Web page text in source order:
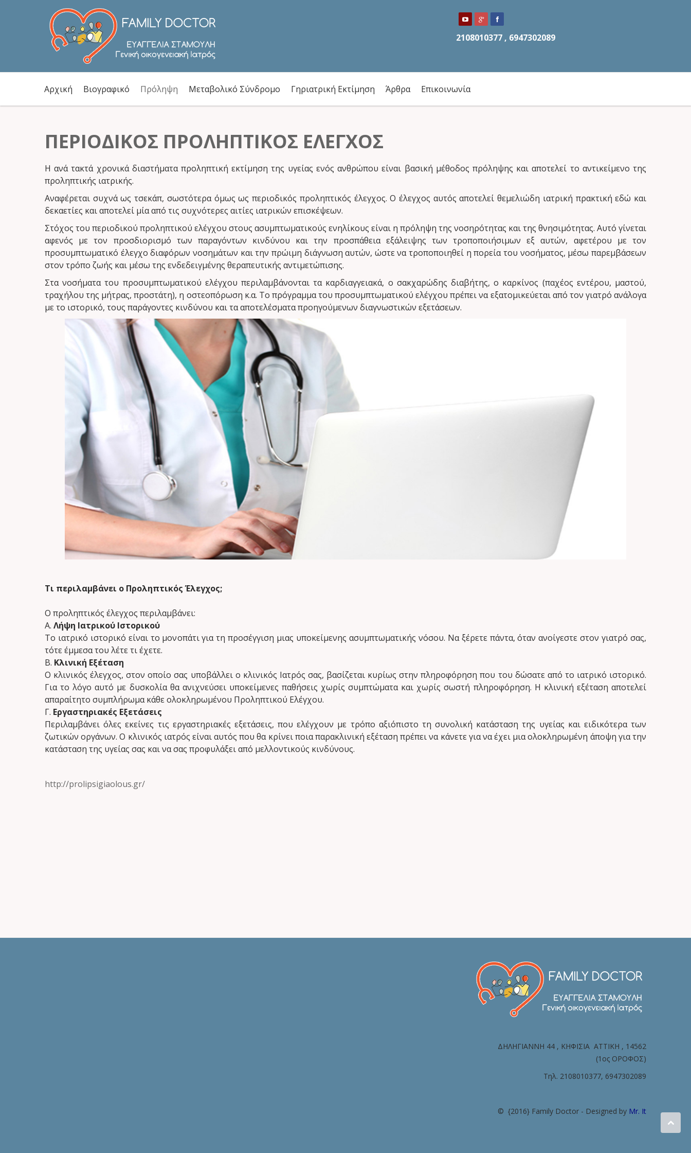
2108010377 , 6947302089
Αρχική Βιογραφικό Πρόληψη Μεταβολικό Σύνδρομο Γηριατρική Εκτίμηση Άρθρα Επικοινωνία
ΠΕΡΙΟΔΙΚΌΣ ΠΡΟΛΗΠΤΙΚΌΣ ΈΛΕΓΧΟΣ
Η ανά τακτά χρονικά διαστήματα προληπτική εκτίμηση της υγείας ενός ανθρώπου είναι βασική μέθοδος πρόληψης και αποτελεί το αντικείμενο της
προληπτικής ιατρικής.
Αναφέρεται συχνά ως τσεκάπ, σωστότερα όμως ως περιοδικός προληπτικός έλεγχος. Ο έλεγχος αυτός αποτελεί θεμελιώδη ιατρική πρακτική εδώ και
δεκαετίες και αποτελεί μία από τις συχνότερες αιτίες ιατρικών επισκέψεων.
Στόχος του περιοδικού προληπτικού ελέγχου στους ασυμπτωματικούς ενηλίκους είναι η πρόληψη της νοσηρότητας και της θνησιμότητας. Αυτό γίνεται
αφενός με τον προσδιορισμό των παραγόντων κινδύνου και την προσπάθεια εξάλειψης των τροποποιήσιμων εξ αυτών, αφετέρου με τον
προσυμπτωματικό έλεγχο διαφόρων νοσημάτων και την πρώιμη διάγνωση αυτών, ώστε να τροποποιηθεί η πορεία του νοσήματος, μέσω παρεμβάσεων
στον τρόπο ζωής και μέσω της ενδεδειγμένης θεραπευτικής αντιμετώπισης.
Στα νοσήματα του προσυμπτωματικού ελέγχου περιλαμβάνονται τα καρδιαγγειακά, ο σακχαρώδης διαβήτης, ο καρκίνος (παχέος εντέρου, μαστού,
τραχήλου της μήτρας, προστάτη), η οστεοπόρωση κ.α. Το πρόγραμμα του προσυμπτωματικού ελέγχου πρέπει να εξατομικεύεται από τον γιατρό ανάλογα
με το ιστορικό, τους παράγοντες κινδύνου και τα αποτελέσματα προηγούμενων διαγνωστικών εξετάσεων.
Τι περιλαμβάνει ο Προληπτικός Έλεγχος;
Ο προληπτικός έλεγχος περιλαμβάνει:
Α. Λήψη Ιατρικού Ιστορικού
Το ιατρικό ιστορικό είναι το μονοπάτι για τη προσέγγιση μιας υποκείμενης ασυμπτωματικής νόσου. Να ξέρετε πάντα, όταν ανοίγεστε στον γιατρό σας,
τότε έμμεσα του λέτε τι έχετε.
Β. Κλινική Εξέταση
Ο κλινικός έλεγχος, στον οποίο σας υποβάλλει ο κλινικός Ιατρός σας, βασίζεται κυρίως στην πληροφόρηση που του δώσατε από το ιατρικό ιστορικό.
Για το λόγο αυτό με δυσκολία θα ανιχνεύσει υποκείμενες παθήσεις χωρίς συμπτώματα και χωρίς σωστή πληροφόρηση. Η κλινική εξέταση αποτελεί
απαραίτητο συμπλήρωμα κάθε ολοκληρωμένου Προληπτικού Ελέγχου.
Γ. Εργαστηριακές Εξετάσεις
Περιλαμβάνει όλες εκείνες τις εργαστηριακές εξετάσεις, που ελέγχουν με τρόπο αξιόπιστο τη συνολική κατάσταση της υγείας και ειδικότερα των
ζωτικών οργάνων.Ο κλινικός ιατρός είναι αυτός που θα κρίνει ποια παρακλινική εξέταση πρέπει να κάνετε για να έχει μια ολοκληρωμένη άποψη για την
κατάσταση της υγείας σας και να σας προφυλάξει από μελλοντικούς κινδύνους.
http://prolipsigiaolous.gr/
ΔΗΛΗΓΙΑΝΝΗ 44 , ΚΗΦΙΣΙΑ ATTIKH , 14562
(1oς ΟΡΟΦΟΣ)
Τηλ. 2108010377, 6947302089
© {2016} Family Doctor - Designed by Mr. It